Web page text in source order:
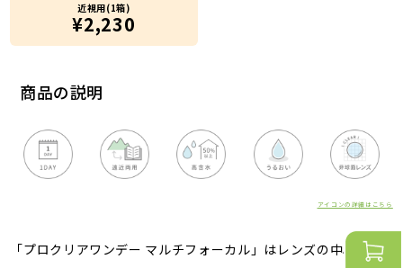
商品の説明
アイコンの詳細はこちら
「プロクリアワンデー マルチフォーカル」はレンズの中心から
近視用(1箱)
¥2,230